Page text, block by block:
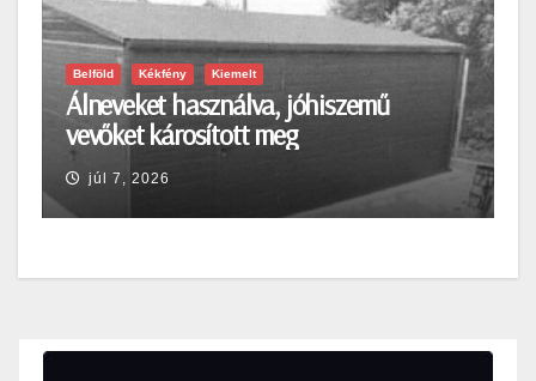
Belföld Kékfény Kiemelt
Álneveket használva, jóhiszemű
vevőket károsított meg
júl 7, 2026